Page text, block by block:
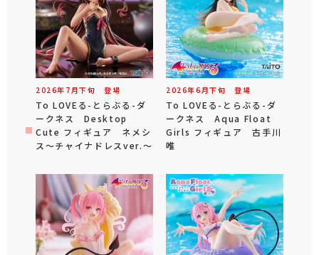
2026年 7 月下旬 登場
To LOVEる-とらぶる-ダ
ークネス Desktop
Cute フィギュア ネメシ
ス～チャイナドレスver.～
2026年6 月下旬 登場
To LOVEる-とらぶる-ダ
ークネス Aqua Float
Girls フィギュア 古手川
唯